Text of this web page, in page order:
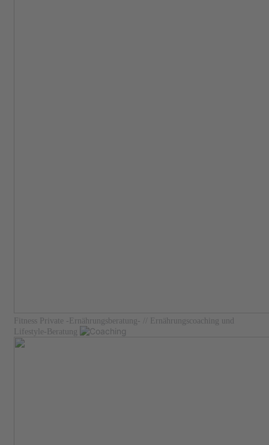
Fitness Private -Ernährungsberatung-
// Ernährungscoaching und
Lifestyle-Beratung